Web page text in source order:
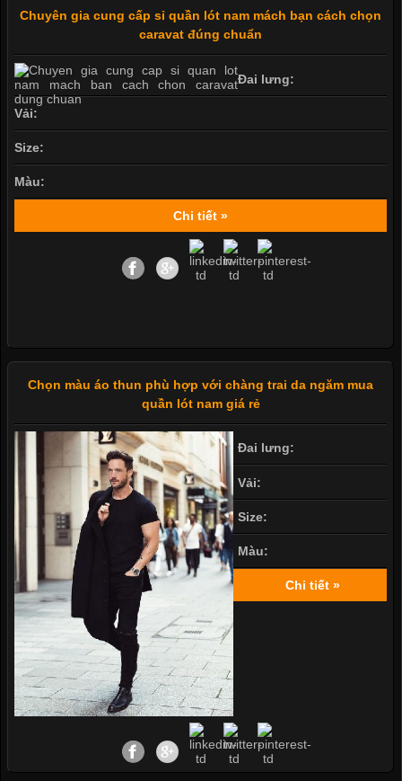
Chuyên gia cung cấp sỉ quần lót nam mách bạn cách chọn
caravat đúng chuẩn
Đai lưng:
Vải:
Size:
Màu:
Chi tiết »
Chọn màu áo thun phù hợp với chàng trai da ngăm mua
quần lót nam giá rẻ
Đai lưng:
Vải:
Size:
Màu:
Chi tiết »